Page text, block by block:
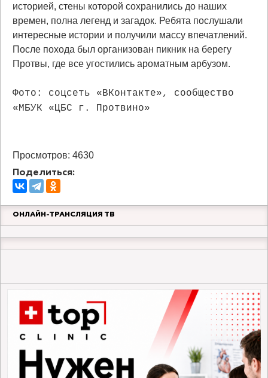
историей, стены которой сохранились до наших
времен, полна легенд и загадок. Ребята послушали
интересные истории и получили массу впечатлений.
После похода был организован пикник на берегу
Протвы, где все угостились ароматным арбузом.
Фото: соцсеть «ВКонтакте», сообщество
«МБУК «ЦБС г. Протвино»
Просмотров: 4630
Поделиться:
ОНЛАЙН-ТРАНСЛЯЦИЯ ТВ